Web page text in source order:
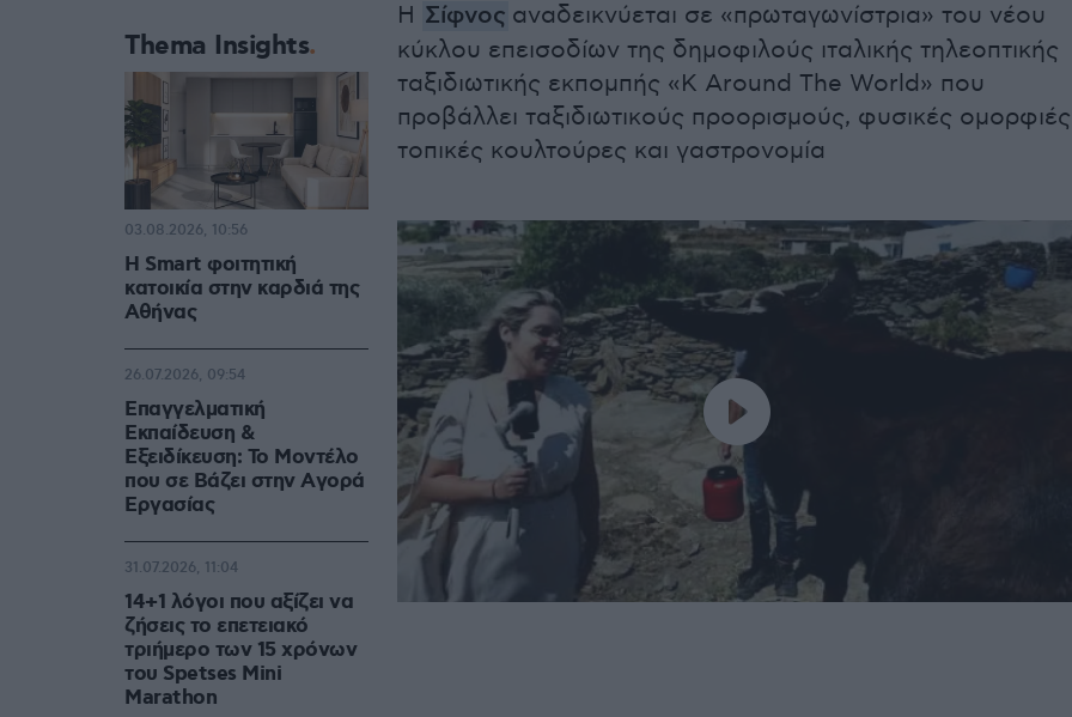
Η Σίφνος αναδεικνύεται σε «πρωταγωνίστρια» του νέου
κύκλου επεισοδίων της δημοφιλούς ιταλικής τηλεοπτικής
ταξιδιωτικής εκπομπής «K Around The World» που
προβάλλει ταξιδιωτικούς προορισμούς, φυσικές
τοπικές κουλτούρες και γαστρονομία
Thema Insights
Η Smart φοιτητική
κατοικία στην καρδιά της
Αθήνας
03.08.2026, 10:56
Επαγγελματική
Εκπαίδευση &
Εξειδίκευση: Το Mοντέλο
που σε Bάζει στην Aγορά
Eργασίας
26.07.2026, 09:54
14+1 λόγοι που αξίζει να
ζήσεις το επετειακό
τριήμερο των 15 χρόνων
του Spetses Mini
Marathon
31.07.2026, 11:04